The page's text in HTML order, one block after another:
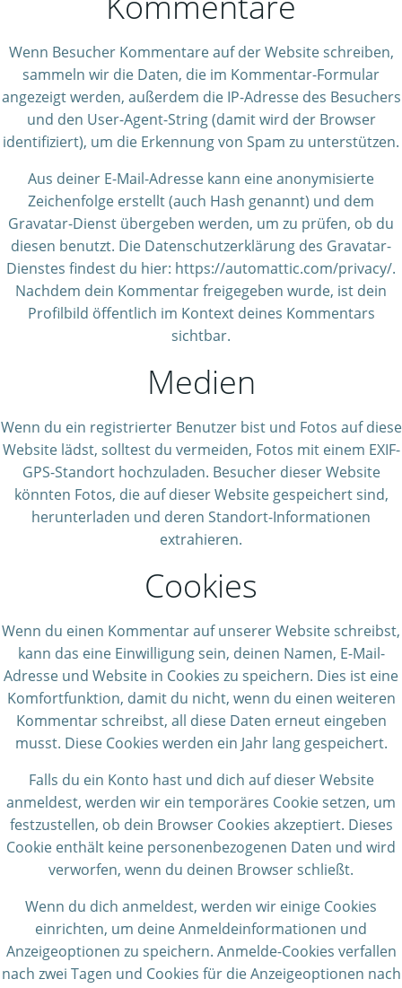
Wenn Besucher Kommentare auf der Website schreiben,
sammeln wir die Daten, die im Kommentar-Formular
angezeigt werden, außerdem die IP-Adresse des Besuchers
und den User-Agent-String (damit wird der Browser
identifiziert), um die Erkennung von Spam zu unterstützen.
Aus deiner E-Mail-Adresse kann eine anonymisierte
Zeichenfolge erstellt (auch Hash genannt) und dem
Gravatar-Dienst übergeben werden, um zu prüfen, ob du
diesen benutzt. Die Datenschutzerklärung des Gravatar-
Dienstes findest du hier: https://automattic.com/privacy/.
Nachdem dein Kommentar freigegeben wurde, ist dein
Profilbild öffentlich im Kontext deines Kommentars
sichtbar.
Medien
Wenn du ein registrierter Benutzer bist und Fotos auf diese
Website lädst, solltest du vermeiden, Fotos mit einem EXIF-
GPS-Standort hochzuladen. Besucher dieser Website
könnten Fotos, die auf dieser Website gespeichert sind,
herunterladen und deren Standort-Informationen
extrahieren.
Cookies
Wenn du einen Kommentar auf unserer Website schreibst,
kann das eine Einwilligung sein, deinen Namen, E-Mail-
Adresse und Website in Cookies zu speichern. Dies ist eine
Komfortfunktion, damit du nicht, wenn du einen weiteren
Kommentar schreibst, all diese Daten erneut eingeben
musst. Diese Cookies werden ein Jahr lang gespeichert.
Falls du ein Konto hast und dich auf dieser Website
anmeldest, werden wir ein temporäres Cookie setzen, um
festzustellen, ob dein Browser Cookies akzeptiert. Dieses
Cookie enthält keine personenbezogenen Daten und wird
verworfen, wenn du deinen Browser schließt.
Wenn du dich anmeldest, werden wir einige Cookies
einrichten, um deine Anmeldeinformationen und
Anzeigeoptionen zu speichern. Anmelde-Cookies verfallen
nach zwei Tagen und Cookies für die Anzeigeoptionen nach